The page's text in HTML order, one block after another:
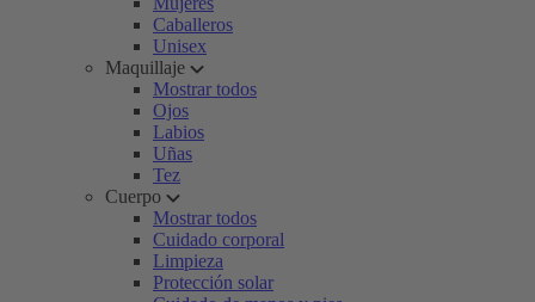
Caballeros
Unisex
Maquillaje
Mostrar todos
Ojos
Labios
Uñas
Tez
Cuerpo
Mostrar todos
Cuidado corporal
Limpieza
Protección solar